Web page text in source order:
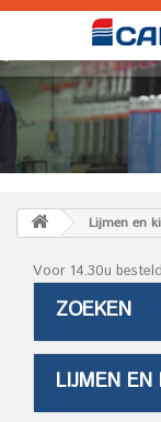
Lijmen en
Voor 14.30u
ZOEKEN
LIJMEN